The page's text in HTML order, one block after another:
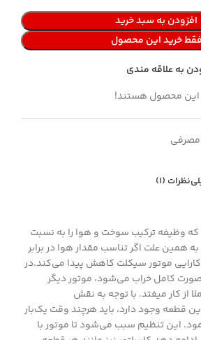
افزودن به سبد خرید
فقط خرید این محصول
به علاقه مندی
این محصول هستند!
مصرفی
نظرات (1)
که وظیفه ترکیب سوخت و هوا را به نسبت
همین علت اگر تناسب مقدار هوا در برابر
موتور سیکلت کاهش پیدا می‌کند.در
کامل خراب می‌شود، موتور دیگر
از کار میفتد. با توجه به نقش
قطعه وجود دارد، باید هرچند وقت یک‌بار
این تنظیم سبب می‌شود تا موتور با